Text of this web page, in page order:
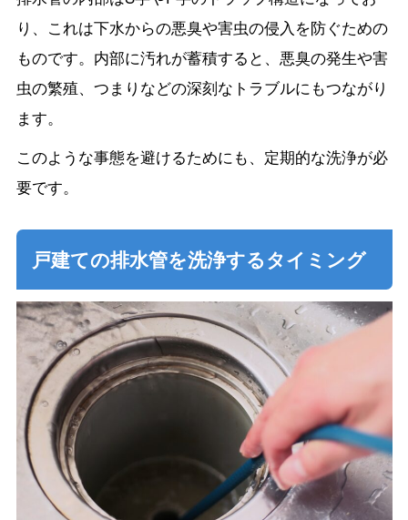
り、これは下水からの悪臭や害虫の侵入を防ぐための
ものです。内部に汚れが蓄積すると、悪臭の発生や害
虫の繁殖、つまりなどの深刻なトラブルにもつながり
ます。
このような事態を避けるためにも、定期的な洗浄が必
要です。
戸建ての排水管を洗浄するタイミング